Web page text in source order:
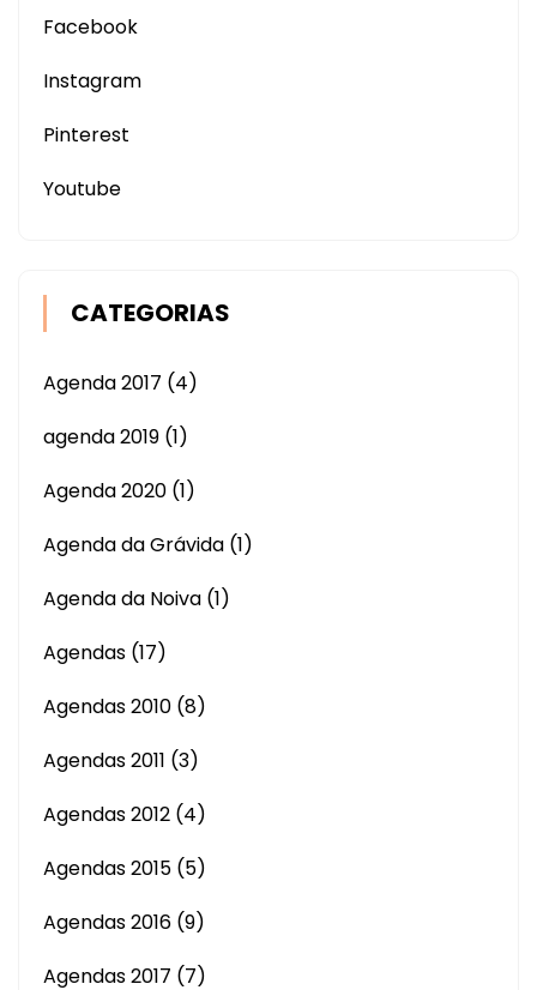
Facebook
Instagram
Pinterest
Youtube
CATEGORIAS
Agenda 2017 (4)
agenda 2019 (1)
Agenda 2020 (1)
Agenda da Grávida (1)
Agenda da Noiva (1)
Agendas (17)
Agendas 2010 (8)
Agendas 2011 (3)
Agendas 2012 (4)
Agendas 2015 (5)
Agendas 2016 (9)
Agendas 2017 (7)